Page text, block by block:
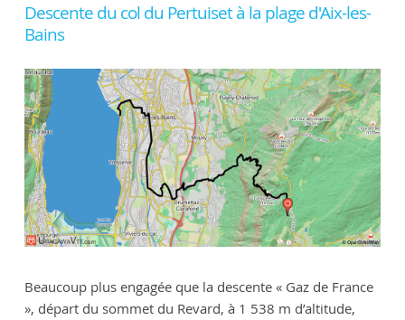
Descente du col du Pertuiset à la plage d'Aix-les-
Bains
Beaucoup plus engagée que la descente « Gaz de France
», départ du sommet du Revard, à 1 538 m d’altitude,